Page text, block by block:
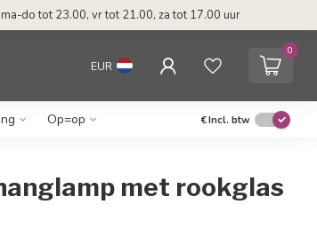
ma-do tot 23.00, vr tot 21.00, za tot 17.00 uur
EUR
0
Op=op €Incl. btw
met rookglas